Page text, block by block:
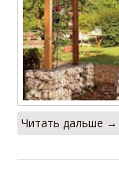
Читать дальше →